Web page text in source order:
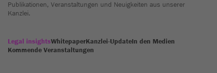
Publikationen, Veranstaltungen und Neuigkeiten aus unserer
Kanzlei.
Legal insightsWhitepaperKanzlei-UpdateIn den Medien
Kommende Veranstaltungen